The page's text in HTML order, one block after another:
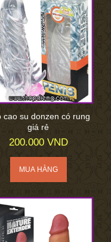
cao su donzen có rung
giá rẻ
200.000 VND